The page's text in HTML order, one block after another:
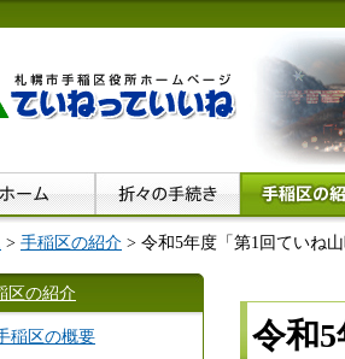
> 手稲区の紹介 > 令和5年度「第1回ていね山
区の紹介
稲区の概要
令和5